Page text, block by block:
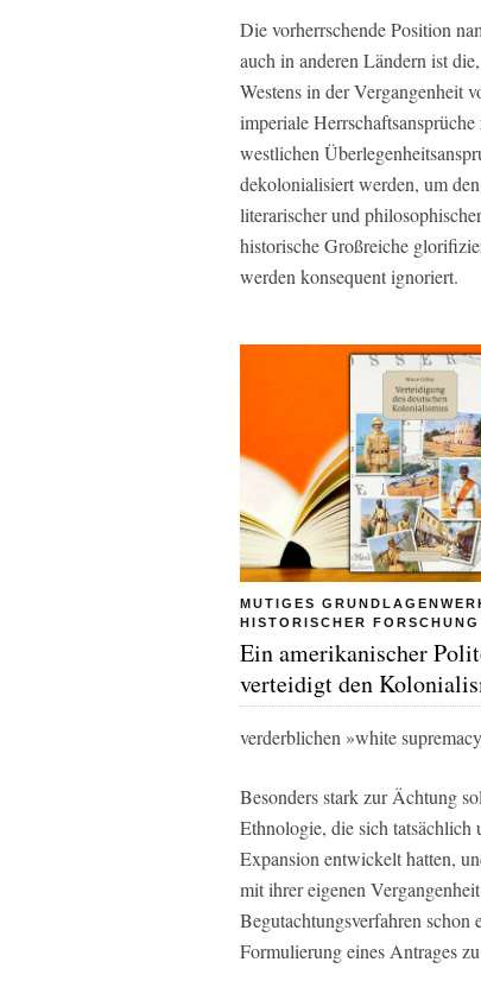
Die vorherrschende Position
auch in anderen Ländern ist
Westens in der Vergangenheit
imperiale
westlichen
dekolonialisiert werden, um
literarischer und
historische Großreiche
werden konsequent ignoriert.
MUTIGES
HISTORISCHER FORSCHUNG
Ein amerikanischer
verteidigt den
verderblichen »white
Besonders stark zur Ächtung
Ethnologie, die sich
Expansion entwickelt hatten,
mit ihrer eigenen
Begutachtungsverfahren
Formulierung eines Antrages